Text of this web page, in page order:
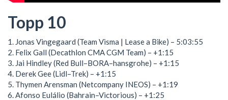
Topp 10
1. Jonas Vingegaard (Team Visma | Lease a Bike) – 5:03:55
2. Felix Gall (Decathlon CMA CGM Team) – +1:15
3. Jai Hindley (Red Bull–BORA–hansgrohe) – +1:15
4. Derek Gee (Lidl–Trek) – +1:15
5. Thymen Arensman (Netcompany INEOS) – +1:19
6. Afonso Eulálio (Bahrain–Victorious) – +1:25